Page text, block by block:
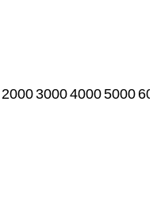
2000300040005000